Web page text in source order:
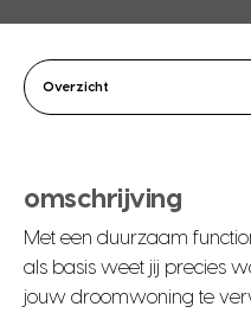
Overzicht
omschrijving
Met een duurzaam
als basis weet jij precies
jouw droomwoning te